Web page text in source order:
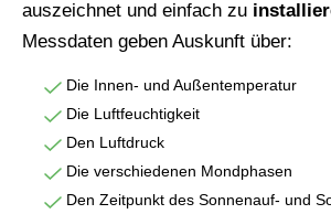
auszeichnet und einfach zu
Messdaten geben Auskunft über:
Die Innen- und Außentemperatur
Die Luftfeuchtigkeit
Den Luftdruck
Die verschiedenen Mondphasen
Den Zeitpunkt des Sonnenauf- und